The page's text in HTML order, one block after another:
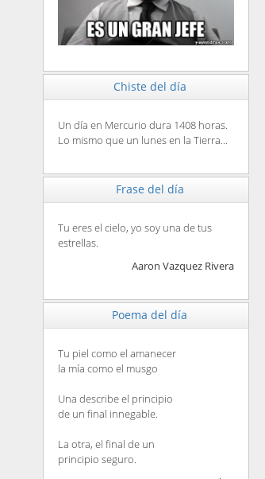
Chiste del día
Un día en Mercurio dura 1408 horas.
Lo mismo que un lunes en la Tierra...
Frase del día
Tu eres el cielo, yo soy una de tus
estrellas.
Aaron Vazquez Rivera
Poema del día
Tu piel como el amanecer
la mía como el musgo
Una describe el principio
de un final innegable.
La otra, el final de un
principio seguro.